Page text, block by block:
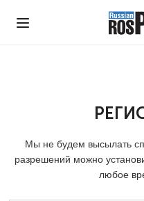
Мы не будем высылать
разрешений можно
любое